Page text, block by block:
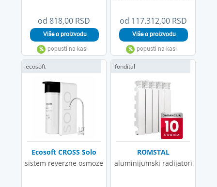
od 818,00 RSD od 117.312,00 RSD
Ecosoft CROSS Solo
sistem reverzne osmoze
ecosoft
ROMSTAL
aluminijumski radijatori
fondital